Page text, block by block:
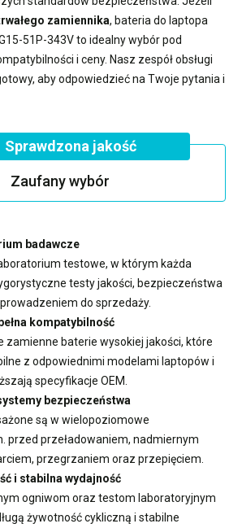
zamiennika, bateria do laptopa
51P-343Vto idealny wybór pod
i ceny. Nasz zespół obsługi
aby odpowiedzieć na Twoje pytania i
Sprawdzona jakość
Zaufany wybór
badawcze
testowe, w którym każda
testy jakości, bezpieczeństwa
do sprzedaży.
kompatybilność
zamienne baterie wysokiej jakości, które
z odpowiednimi modelami laptopów i
specyfikacje OEM.
bezpieczeństwa
są w wielopoziomowe
przed przeładowaniem, nadmiernym
przegrzaniem oraz przepięciem.
i stabilna wydajność
ogniwom oraz testom laboratoryjnym
żywotność cykliczną i stabilne